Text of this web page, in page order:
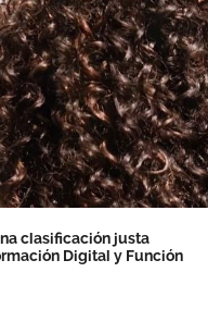
clasificación justa
Digital y Función